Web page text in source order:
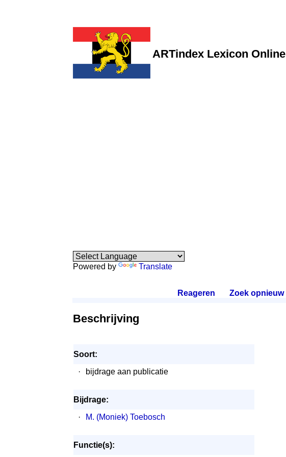
ARTindex Lexicon Online
Powered by Translate
Reageren Zoek opnieuw.
Beschrijving
Soort:
·
bijdrage aan publicatie
Bijdrage:
·
M. (Moniek) Toebosch
Functie(s):